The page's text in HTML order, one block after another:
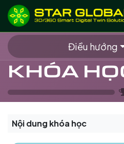
BỎ QUA ĐỂ ĐẾN NỘI DUNG
Điều hướng
Nội dung khóa học